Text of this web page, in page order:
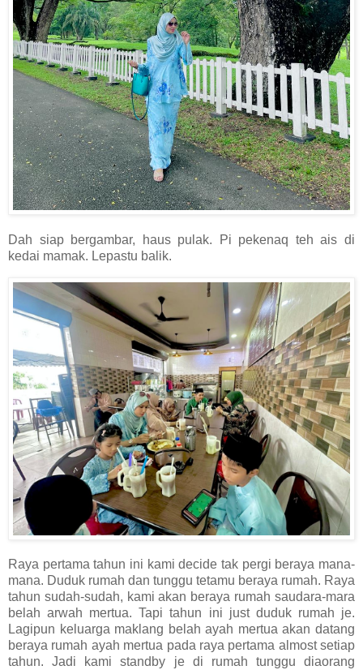
Dah siap bergambar, haus pulak. Pi pekenaq teh ais di
kedai mamak. Lepastu balik.
Raya pertama tahun ini kami decide tak pergi beraya mana-
mana. Duduk rumah dan tunggu tetamu beraya rumah. Raya
tahun sudah-sudah, kami akan beraya rumah saudara-mara
belah arwah mertua. Tapi tahun ini just duduk rumah je.
Lagipun keluarga maklang belah ayah mertua akan datang
beraya rumah ayah mertua pada raya pertama almost setiap
tahun. Jadi kami standby je di rumah tunggu diaorang